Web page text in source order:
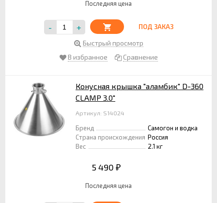
Последняя цена
- + ПОД ЗАКАЗ
Быстрый просмотр
В избранное
Сравнение
Конусная крышка "аламбик" D-360
CLAMP 3.0"
Артикул: S14024
Бренд
Самогон и водка
Страна происхождения Россия
Вес
2.1 кг
5 490 ₽
Последняя цена